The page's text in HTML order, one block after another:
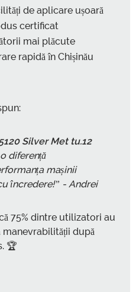
de aplicare ușoară
certificat
mai plăcute
rapidă în Chișinău
Silver Met tu.12
diferență
mașinii
încredere!” - Andrei
75% dintre utilizatori au
după
🏆